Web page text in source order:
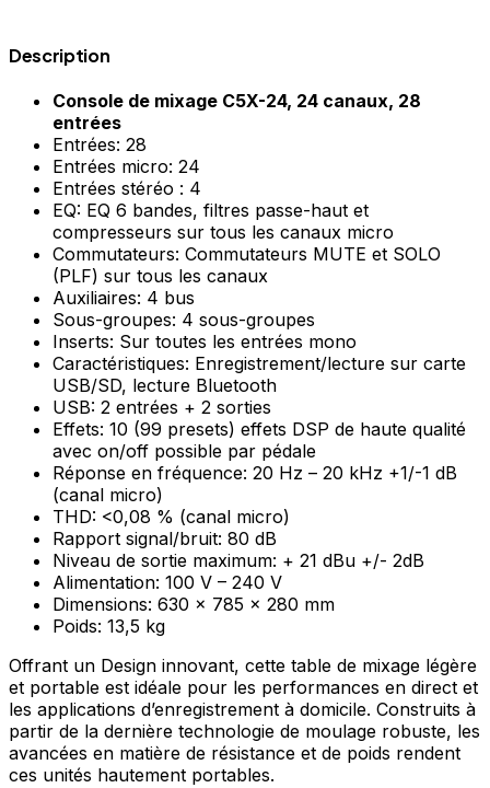
Description
Console de mixage C5X-24, 24 canaux, 28
entrées
Entrées: 28
Entrées micro: 24
Entrées stéréo : 4
EQ: EQ 6 bandes, filtres passe-haut et
compresseurs sur tous les canaux micro
Commutateurs: Commutateurs MUTE et SOLO
(PLF) sur tous les canaux
Auxiliaires: 4 bus
Sous-groupes: 4 sous-groupes
Inserts: Sur toutes les entrées mono
Caractéristiques: Enregistrement/lecture sur carte
USB/SD, lecture Bluetooth
USB: 2 entrées + 2 sorties
Effets: 10 (99 presets) effets DSP de haute qualité
avec on/off possible par pédale
Réponse en fréquence: 20 Hz – 20 kHz +1/-1 dB
(canal micro)
THD: <0,08 % (canal micro)
Rapport signal/bruit: 80 dB
Niveau de sortie maximum: + 21 dBu +/- 2dB
Alimentation: 100 V – 240 V
Dimensions: 630 x 785 x 280 mm
Poids: 13,5 kg
Offrant un Design innovant, cette table de mixage légère
et portable est idéale pour les performances en direct et
les applications d’enregistrement à domicile. Construits à
partir de la dernière technologie de moulage robuste, les
avancées en matière de résistance et de poids rendent
ces unités hautement portables.